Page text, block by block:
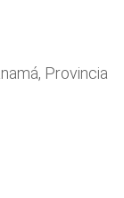
Provincia